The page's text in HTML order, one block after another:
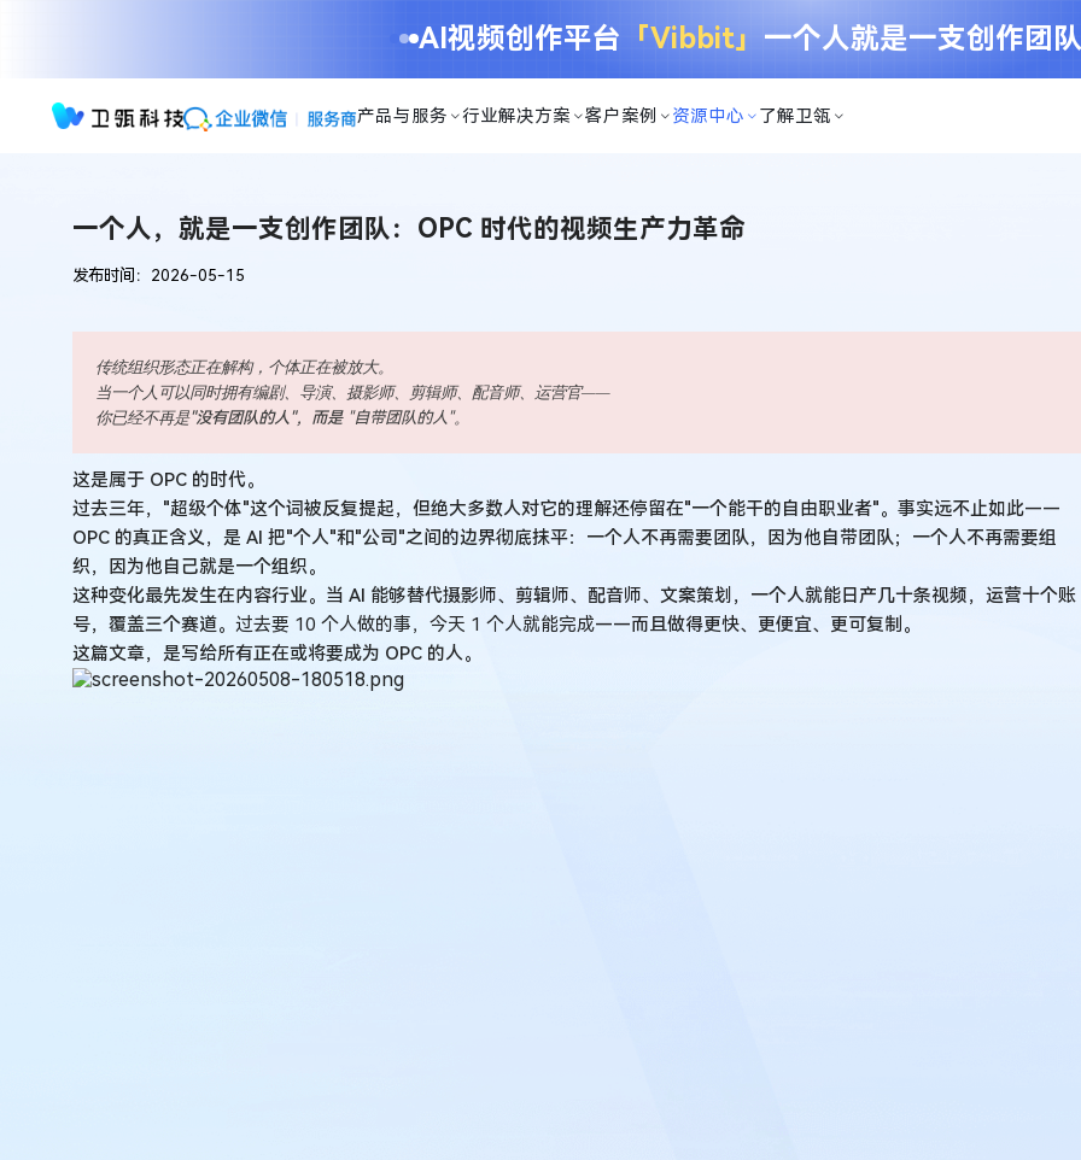
AI视频创作平台 「Vibbit」 一个人就是一支创作团
产品与服务 行业解决方案 客户案例 资源中心 了解卫瓴
一个人，就是一支创作团队：OPC 时代的视频生产力革命
发布时间：2026-05-15
传统组织形态正在解构，个体正在被放大。
当一个人可以同时拥有编剧、导演、摄影师、剪辑师、配音师、运营官——
你已经不再是"没有团队的人"，而是 "自带团队的人"。
这是属于 OPC 的时代。
过去三年，"超级个体"这个词被反复提起，但绝大多数人对它的理解还停留在"一个能干的自由职业者"。事实远不止如此——
OPC 的真正含义，是 AI 把"个人"和"公司"之间的边界彻底抹平：一个人不再需要团队，因为他自带团队；一个人不再需要组
织，因为他自己就是一个组织。
这种变化最先发生在内容行业。当 AI 能够替代摄影师、剪辑师、配音师、文案策划，一个人就能日产几十条视频，运营十个账
号，覆盖三个赛道。 过去要 10 个人做的事，今天 1 个人就能完成——而且做得更快、更便宜、更可复制。
这篇文章，是写给所有正在或将要成为 OPC 的人。